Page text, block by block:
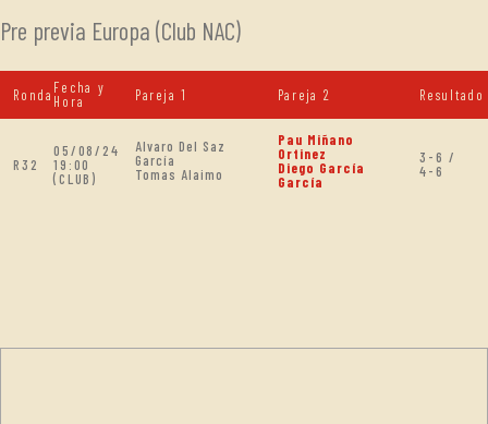
Pre previa Europa (Club NAC)
Ronda Fecha y
Hora
Pareja 1 Pareja 2 Resultado
R32
05/08/24
19:00
(CLUB)
Alvaro Del Saz
García
Tomas Alaimo
Pau Miñano
Ortinez
Diego García
García
3-6 /
4-6